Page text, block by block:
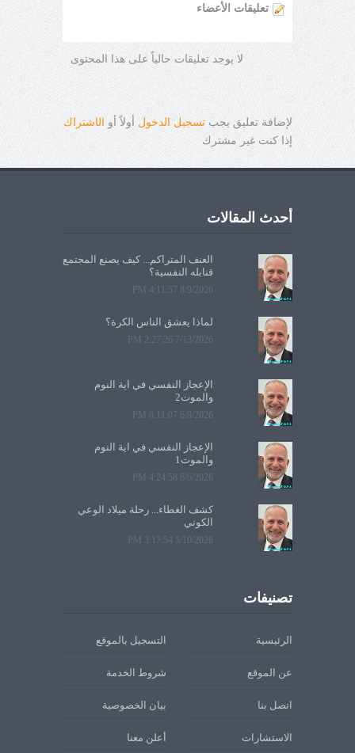
تعليقات الأعضاء
لا يوجد تعليقات حالياً على هذا المحتوى
لإضافة تعليق يجب تسجيل الدخول أولاً أو الاشتراك
إذا كنت غير مشترك
أحدث المقالات
العنف المتراكم... كيف يصنع المجتمع
قنابله النفسية؟
8/9/2026 4:11:57 PM
لماذا يعشق الناس الكرة؟
7/13/2026 2:27:26 PM
الإعجاز النفسي في آية النوم
والموت2
6/8/2026 6:11:07 PM
الإعجاز النفسي في آية النوم
والموت1
6/6/2026 4:24:58 PM
كشف الغطاء... رحلة ميلاد الوعي
الكوني
5/10/2026 3:17:54 PM
تصنيفات
الرئيسية التسجيل بالموقع
عن الموقع شروط الخدمة
اتصل بنا بيان الخصوصية
الاستشارات أعلن معنا